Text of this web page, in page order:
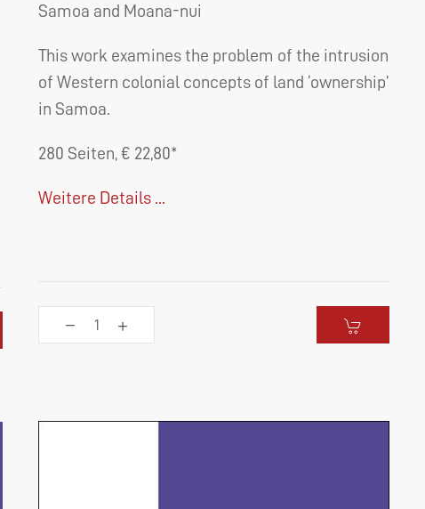
Samoa and Moana-nui
This work examines the problem of the intrusion
of Western colonial concepts of land ‘ownership’
in Samoa.
280 Seiten, € 22,80*
Weitere Details ...